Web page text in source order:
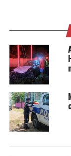
Detienen a acusado
feminicidio en
10 agosto, 2024
En «Principal»
RELATED TOPICS: